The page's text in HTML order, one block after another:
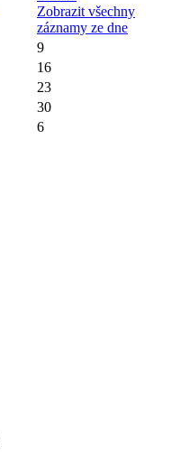
Zobrazit všechny
záznamy ze dne
9
16
23
30
6